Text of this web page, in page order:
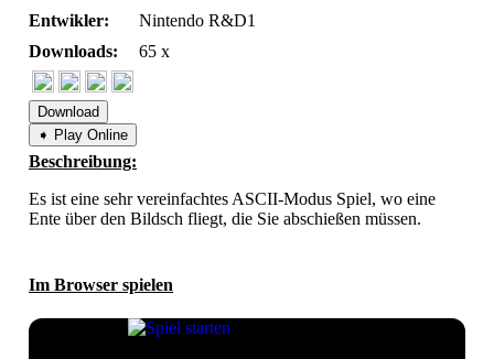
Entwikler:
Nintendo R&D1
Downloads:
65 x
Download
➧ Play Online
Beschreibung:
Es ist eine sehr vereinfachtes ASCII-Modus Spiel, wo eine
Ente über den Bildsch fliegt, die Sie abschießen müssen.
Im Browser spielen